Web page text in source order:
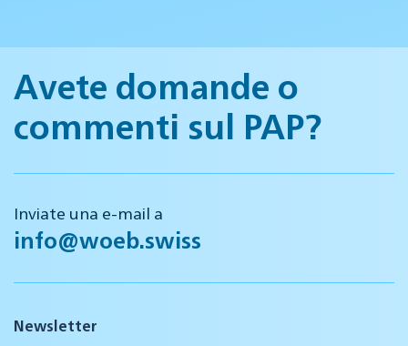
Avete domande o
commenti sul PAP?
Inviate una e-mail a
info@woeb.swiss
Newsletter